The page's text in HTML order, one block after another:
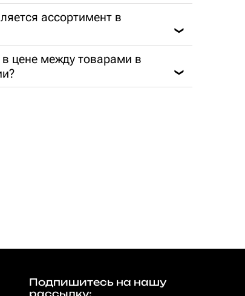
ассортимент в
❯
цене между товарами в
❯
Подпишитесь на нашу
рассылку: